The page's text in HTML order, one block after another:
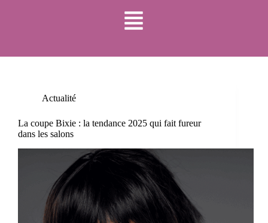
Actualité
La coupe Bixie : la tendance 2025 qui fait fureur
dans les salons